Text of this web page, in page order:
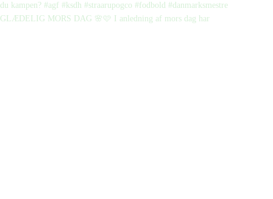
GLÆDELIG MORS DAG 🌸🩷 I anledning af mors dag har